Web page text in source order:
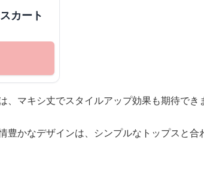
カート
、マキシ丈でスタイルアップ効果も期待でき
豊かなデザインは、シンプルなトップスと